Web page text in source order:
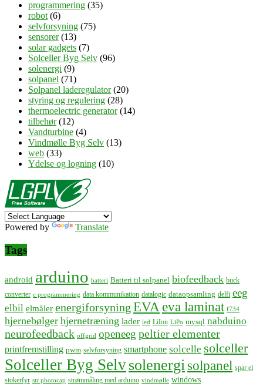
programmering (35)
robot (6)
selvforsyning (75)
sensorer(13)
solar gadgets (7)
Solceller Byg Selv (96)
solenergi (9)
solpanel (71)
Solpanel laderegulator(20)
styring og regulering (28)
thermoelectric generator(14)
tilbehør(12)
Vandturbine (4)
Vindmølle Byg Selv (13)
web (33)
Ydelse og logning (10)
Powered by Translate
Tags
android arduino batteri Batteri til solpanel biofeedback buck
converter c programmering data kommunikation datalogic dataopsamling delfi eeg
elbil elmåler energiforsyning EVA eva laminat f734
hjernebølger hjernetræning lader led LiIon LiPo mysql nabduino
neurofeedback offgrid openeeg peltier elementer
printfremstilling pwm selvforsyning smartphone solcelle solceller
Solceller Byg Selvsolenergisolpanel spar el
stokerfyr str photocap strømmåling med arduino vindmølle windows